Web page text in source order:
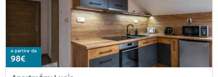
a partire da
98€